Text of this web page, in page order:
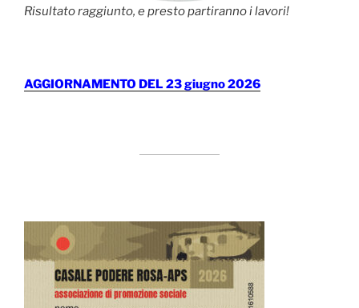
Risultato raggiunto, e presto partiranno i lavori!
AGGIORNAMENTO DEL 23 giugno 2026